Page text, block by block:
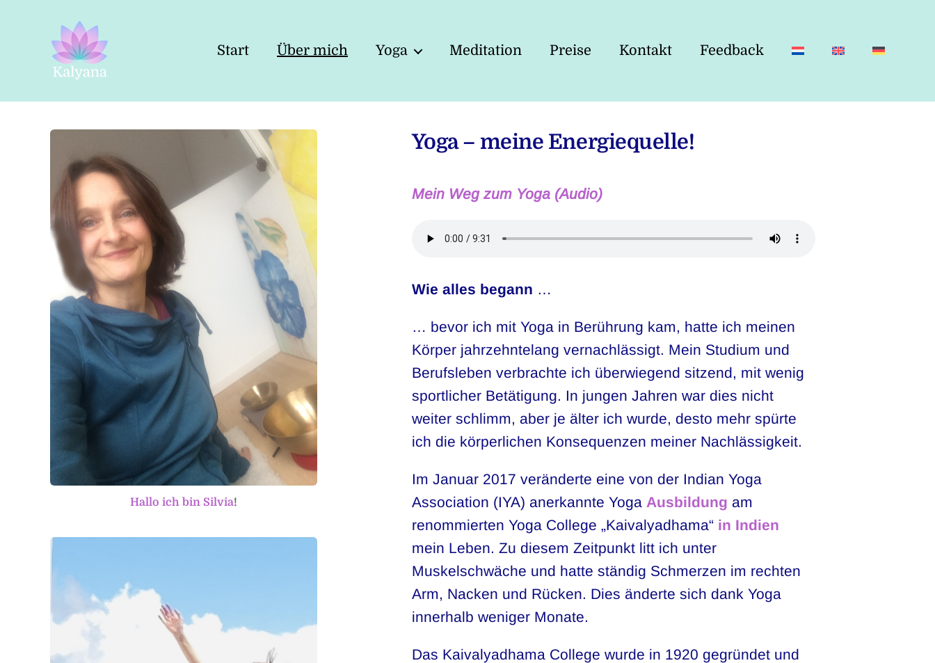
Yoga
Start Über mich Yoga Meditation Preise Kontakt Feedback
Hallo ich bin Silvia!
Yoga – meine Energiequelle!
Mein Weg zum Yoga (Audio)
Wie alles begann …
… bevor ich mit Yoga in Berührung kam, hatte ich meinen
Körper jahrzehntelang vernachlässigt. Mein Studium und
Berufsleben verbrachte ich überwiegend sitzend, mit wenig
sportlicher Betätigung. In jungen Jahren war dies nicht
weiter schlimm, aber je älter ich wurde, desto mehr spürte
ich die körperlichen Konsequenzen meiner Nachlässigkeit.
Im Januar 2017 veränderte eine von der Indian Yoga
Association (IYA) anerkannte Yoga Ausbildung am
renommierten Yoga College „Kaivalyadhama“ in Indien
mein Leben. Zu diesem Zeitpunkt litt ich unter
Muskelschwäche und hatte ständig Schmerzen im rechten
Arm, Nacken und Rücken. Dies änderte sich dank Yoga
innerhalb weniger Monate.
Das Kaivalyadhama College wurde in 1920 gegründet und